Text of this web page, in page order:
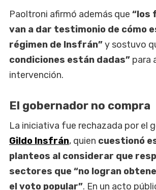
Paoltroni afirmó además que “los
van a dar testimonio de cómo
régimen de Insfrán”y sostuvo
condiciones están dadas” para
intervención.
El gobernador no compra
La iniciativa fue rechazada por el
Gildo Insfrán, quien cuestionó
planteos al considerar que
sectores que “no logran
el voto popular”. En un acto